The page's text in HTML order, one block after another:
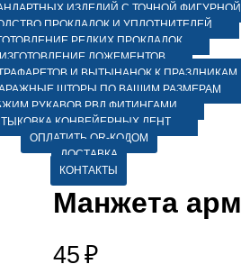
ИЗДЕЛИЙ С ТОЧНОЙ ФИГУРНОЙ
ПРОКЛАДОК И УПЛОТНИТЕЛЕЙ
РЕДКИХ ПРОКЛАДОК
ИЗГОТОВЛЕНИЕ ЛОЖЕМЕНТОВ
И ВЫТЫНАНОК К ПРАЗДНИКАМ
ШТОРЫ ПО ВАШИМ РАЗМЕРАМ
РУКАВОВ РВД ФИТИНГАМИ
КОНВЕЙЕРНЫХ ЛЕНТ
ОПЛАТИТЬ QR-КОДОМ
ДОСТАВКА
КОНТАКТЫ
Манжета
45 ₽